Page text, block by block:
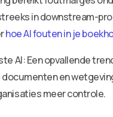
in downstream-
hoe AI fouten in je
AI: Een opvallende
en
meer controle.